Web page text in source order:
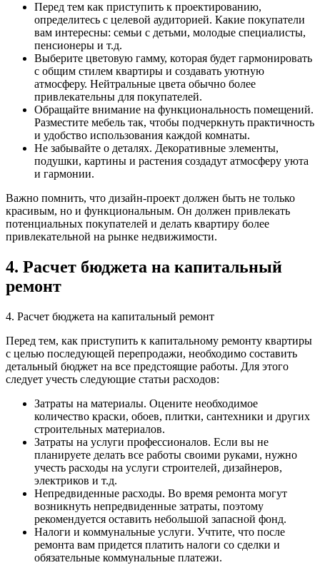
Перед тем как приступить к проектированию,
определитесь с целевой аудиторией. Какие покупатели
вам интересны: семьи с детьми, молодые специалисты,
пенсионеры и т.д.
Выберите цветовую гамму, которая будет гармонировать
с общим стилем квартиры и создавать уютную
атмосферу. Нейтральные цвета обычно более
привлекательны для покупателей.
Обращайте внимание на функциональность помещений.
Разместите мебель так, чтобы подчеркнуть практичность
и удобство использования каждой комнаты.
Не забывайте о деталях. Декоративные элементы,
подушки, картины и растения создадут атмосферу уюта
и гармонии.
Важно помнить, что дизайн-проект должен быть не только
красивым, но и функциональным. Он должен привлекать
потенциальных покупателей и делать квартиру более
привлекательной на рынке недвижимости.
4. Расчет бюджета на капитальный
ремонт
4. Расчет бюджета на капитальный ремонт
Перед тем, как приступить к капитальному ремонту квартиры
с целью последующей перепродажи, необходимо составить
детальный бюджет на все предстоящие работы. Для этого
следует учесть следующие статьи расходов:
Затраты на материалы. Оцените необходимое
количество краски, обоев, плитки, сантехники и других
строительных материалов.
Затраты на услуги профессионалов. Если вы не
планируете делать все работы своими руками, нужно
учесть расходы на услуги строителей, дизайнеров,
электриков и т.д.
Непредвиденные расходы. Во время ремонта могут
возникнуть непредвиденные затраты, поэтому
рекомендуется оставить небольшой запасной фонд.
Налоги и коммунальные услуги. Учтите, что после
ремонта вам придется платить налоги со сделки и
обязательные коммунальные платежи.